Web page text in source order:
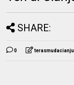
SHARE:
0